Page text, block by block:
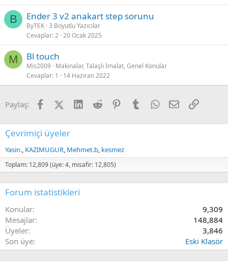
B Ender 3 v2 anakart step sorunu
ByTEK 3 Boyutlu Yazıcılar
Cevaplar 2 20 Ocak 2025
M Bl touch
Mis2009
Makinalar, Talaşlı İmalat, Genel Konular
Cevaplar 1 14 Haziran 2022
Paylaş: FacebookX (Twitter)
LinkedIn
Reddit PinterestTumblrWhatsApp
E-postaLink
Çevrimiçi üyeler
Yasin. KAZIMUGUR Mehmet.b kesmez
Toplam: 12,809 (üye: 4, misafir: 12,805)
Forum istatistikleri
Konular
9,309
Mesajlar
148,884
Üyeler
3,846
Son üye
Eski Klasör